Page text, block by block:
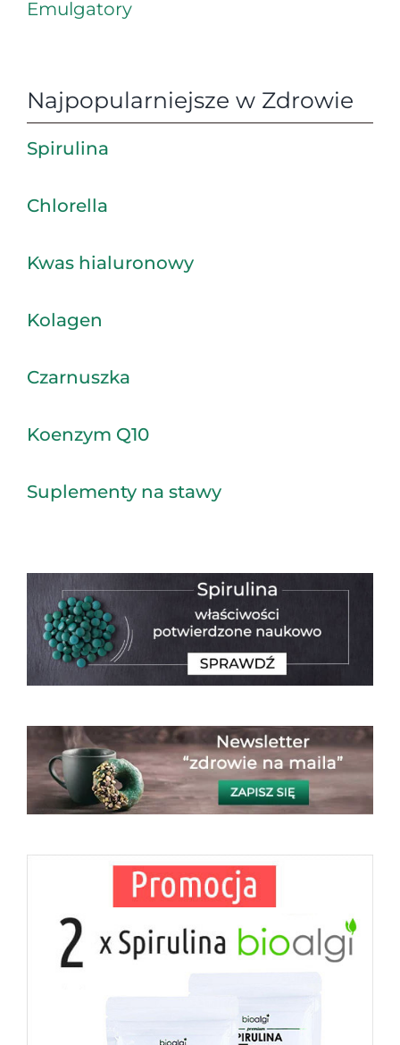
Emulgatory
Najpopularniejsze w Zdrowie
Spirulina
Chlorella
Kwas hialuronowy
Kolagen
Czarnuszka
Koenzym Q10
Suplementy na stawy